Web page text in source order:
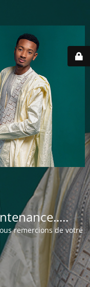
remercions de votre